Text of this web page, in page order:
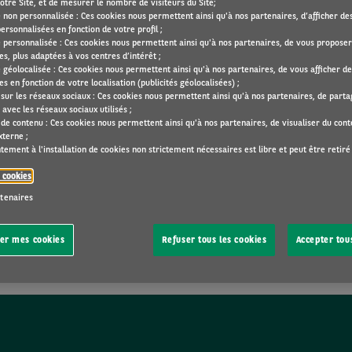
3000
durée de location adaptés à vos besoins professionnels.
différer du véhicule réel. Les options listées ont
Site, et de mesurer le nombre de visiteurs du Site;
personnalisée : Ces cookies nous permettent ainsi qu'à nos partenaires, d’afficher
en fonction de votre profil ;
: Ces cookies nous permettent ainsi qu'à nos partenaires, de vous
plus adaptées à vos centres d’intérêt ;
: Ces cookies nous permettent ainsi qu'à nos partenaires, de vous afficher
en fonction de votre localisation (publicités géolocalisées) ;
les réseaux sociaux : Ces cookies nous permettent ainsi qu'à nos partenaires, de
les réseaux sociaux utilisés ;
contenu : Ces cookies nous permettent ainsi qu'à nos partenaires, de visualiser du
;
à l'installation de cookies non strictement nécessaires est libre et peut être retiré
mes cookies Refuser tous les cookies Accepter